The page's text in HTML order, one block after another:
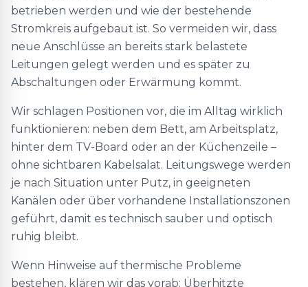
betrieben werden und wie der bestehende
Stromkreis aufgebaut ist. So vermeiden wir, dass
neue Anschlüsse an bereits stark belastete
Leitungen gelegt werden und es später zu
Abschaltungen oder Erwärmung kommt.
Wir schlagen Positionen vor, die im Alltag wirklich
funktionieren: neben dem Bett, am Arbeitsplatz,
hinter dem TV-Board oder an der Küchenzeile –
ohne sichtbaren Kabelsalat. Leitungswege werden
je nach Situation unter Putz, in geeigneten
Kanälen oder über vorhandene Installationszonen
geführt, damit es technisch sauber und optisch
ruhig bleibt.
Wenn Hinweise auf thermische Probleme
bestehen, klären wir das vorab: Überhitzte